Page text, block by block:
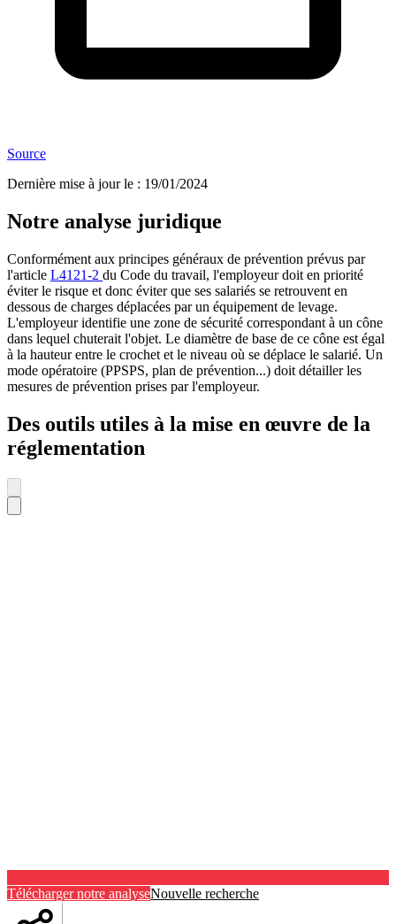
Source
Dernière mise à jour le : 19/01/2024
Notre analyse juridique
Conformément aux principes généraux de prévention prévus par
l'article L4121-2 du Code du travail, l'employeur doit en priorité
éviter le risque et donc éviter que ses salariés se retrouvent en
dessous de charges déplacées par un équipement de levage.
L'employeur identifie une zone de sécurité correspondant à un cône
dans lequel chuterait l'objet. Le diamètre de base de ce cône est égal
à la hauteur entre le crochet et le niveau où se déplace le salarié. Un
mode opératoire (PPSPS, plan de prévention...) doit détailler les
mesures de prévention prises par l'employeur.
Des outils utiles à la mise en œuvre de la
réglementation
Télécharger notre analyseNouvelle recherche